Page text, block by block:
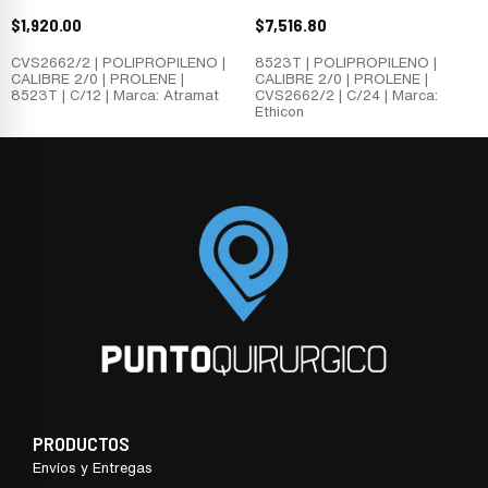
$1,920.00
CVS2662/2 | POLIPROPILENO |
CALIBRE 2/0 | PROLENE |
8523T | C/12 | Marca: Atramat
$7,516.80
8523T | POLIPROPILENO |
CALIBRE 2/0 | PROLENE |
CVS2662/2 | C/24 | Marca:
Ethicon
PRODUCTOS
Envíos y Entregas